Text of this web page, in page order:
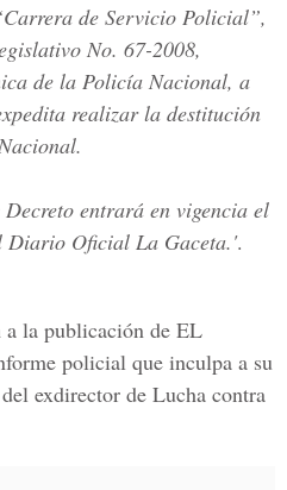
de Servicio Policial”,
No. 67-2008,
de la Policía Nacional, a
realizar la destitución
Decreto entrará en vigencia el
Diario Oficial La Gaceta.'.
la publicación de EL
policial que inculpa a su
exdirector de Lucha contra